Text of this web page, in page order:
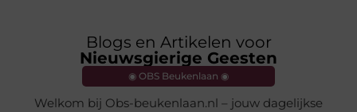
Blogs en Artikelen voor
Nieuwsgierige Geesten
◉ OBS Beukenlaan ◉
Welkom bij Obs-beukenlaan.nl – jouw dagelijkse